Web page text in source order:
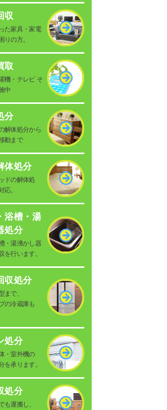
収
た家具・家電
りの方。
取
機・テレビ そ
中
分
解体処分から
動まで
体処分
ドの解体処
応。
浴槽・湯
処分
・湯沸かし器
を行います。
収処分
まで、
の冷蔵庫も
処分
・室外機の
を承ります。
処分
も運搬し、